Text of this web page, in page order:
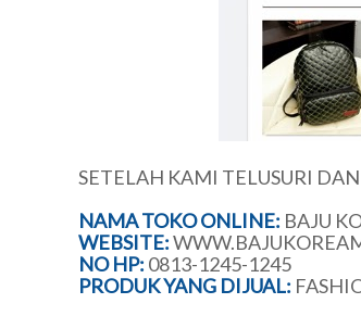
SETELAH KAMI TELUSURI
NAMA TOKO ONLINE: BAJU
WEBSITE:
NO HP: 0813-1245-1245
PRODUK YANG DIJUAL: